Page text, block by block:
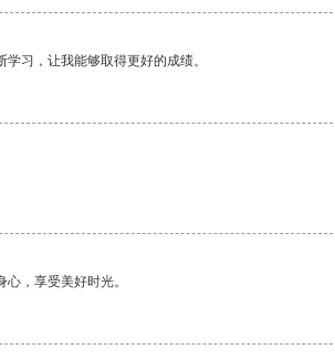
习，让我能够取得更好的成绩。
，享受美好时光。